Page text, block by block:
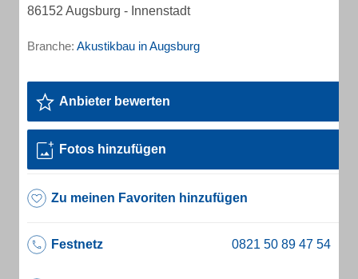
86152 Augsburg - Innenstadt
Branche: Akustikbau in Augsburg
Anbieter bewerten
Fotos hinzufügen
Zu meinen Favoriten hinzufügen
Festnetz